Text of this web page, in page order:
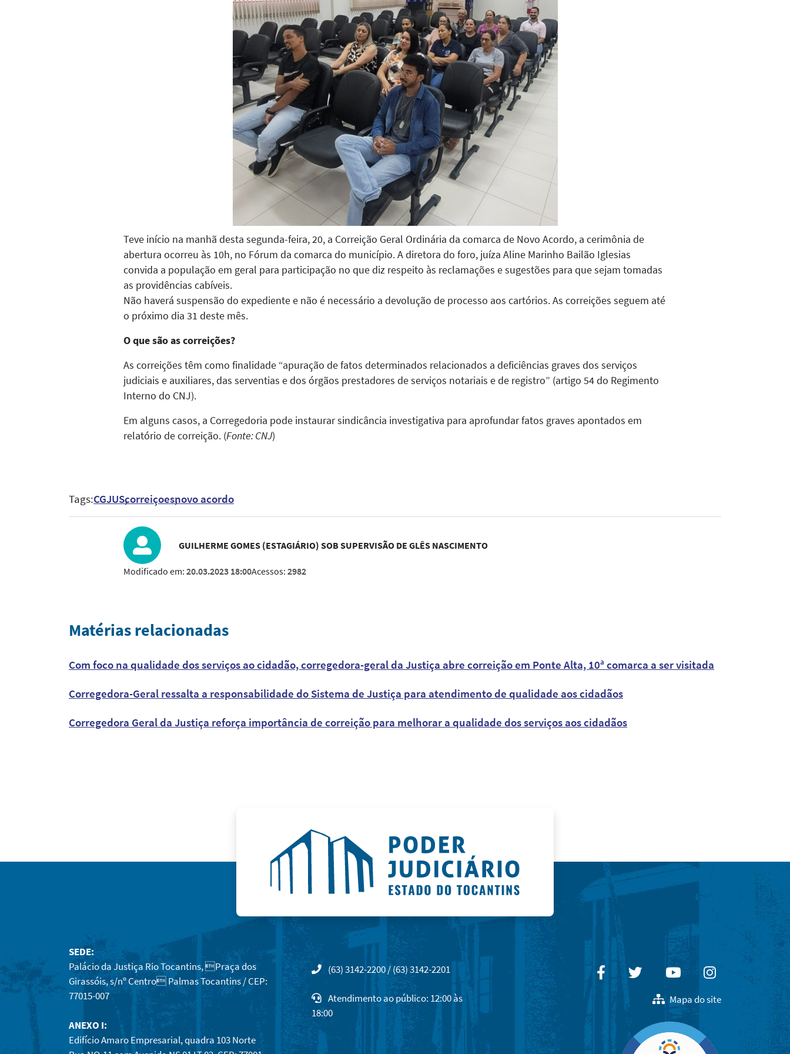
Teve início na manhã desta segunda-feira, 20, a Correição Geral Ordinária da comarca de Novo Acordo, a cerimônia de
abertura ocorreu às 10h, no Fórum da comarca do município. A diretora do foro, juíza Aline Marinho Bailão Iglesias
convida a população em geral para participação no que diz respeito às reclamações e sugestões para que sejam tomadas
as providências cabíveis.
Não haverá suspensão do expediente e não é necessário a devolução de processo aos cartórios. As correições seguem até
o próximo dia 31 deste mês.
O que são as correições?
As correições têm como finalidade “apuração de fatos determinados relacionados a deficiências graves dos serviços
judiciais e auxiliares, das serventias e dos órgãos prestadores de serviços notariais e de registro” (artigo 54 do Regimento
Interno do CNJ).
Em alguns casos, a Corregedoria pode instaurar sindicância investigativa para aprofundar fatos graves apontados em
relatório de correição. (Fonte: CNJ)
Tags:CGJUScorreiçoesnovo acordo
GUILHERME GOMES (ESTAGIÁRIO) SOB SUPERVISÃO DE GLÊS NASCIMENTO
Modificado em: 20.03.2023 18:00Acessos: 2982
Matérias relacionadas
Com foco na qualidade dos serviços ao cidadão, corregedora-geral da Justiça abre correição em Ponte Alta, 10ª comarca a ser visitada
Corregedora-Geral ressalta a responsabilidade do Sistema de Justiça para atendimento de qualidade aos cidadãos
Corregedora Geral da Justiça reforça importância de correição para melhorar a qualidade dos serviços aos cidadãos
SEDE:
Palácio da Justiça Rio Tocantins, Praça dos
Girassóis, s/nº Centro Palmas Tocantins / CEP:
77015-007
ANEXO I:
Edifício Amaro Empresarial, quadra 103 Norte
(63) 3142-2200 / (63) 3142-2201
Atendimento ao público: 12:00 às
18:00
FacebookTwitterYoutubeInstagram
Mapa do site